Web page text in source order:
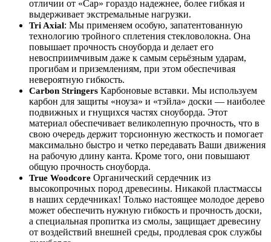
отличии от «Cap» гораздо надежнее, более гибкая и
выдерживает экстремальные нагрузки.
Tri Axial: Мы применяем особую, запатентованную
технологию тройного сплетения стекловолокна. Она
повышает прочность сноуборда и делает его
невосприимчивым даже к самым серьёзным ударам,
прогибам и приземлениям, при этом обеспечивая
невероятную гибкость.
Carbon Stringers Карбоновые вставки. Мы используем
карбон для защиты «ноуза» и «тэйла» доски — наиболее
подвижных и гнущихся частях сноуборда. Этот
материал обеспечивает великолепную прочность, что в
свою очередь держит торсионную жесткость и помогает
максимально быстро и четко передавать Ваши движения
на рабочую длину канта. Кроме того, они повышают
общую прочность сноуборда.
True Woodcore Органический сердечник из
высокопрочных пород древесины. Никакой пластмассы
в наших сердечниках! Только настоящее молодое дерево
может обеспечить нужную гибкость и прочность доски,
а специальная пропитка из смолы, защищает древесину
от воздействий внешней среды, продлевая срок службы